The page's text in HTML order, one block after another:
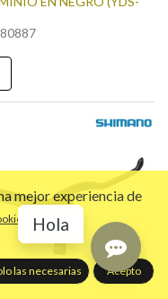
80887
mejor experiencia de
las necesarias Acepto
Hola